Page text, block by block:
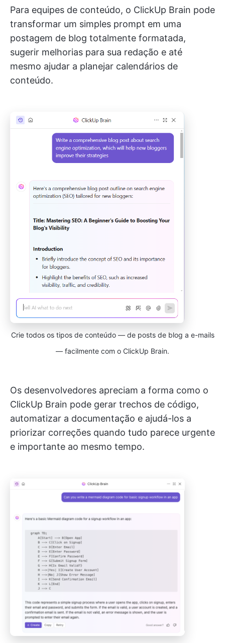
Para equipes de conteúdo, o ClickUp Brain pode
transformar um simples prompt em uma
postagem de blog totalmente formatada,
sugerir melhorias para sua redação e até
mesmo ajudar a planejar calendários de
conteúdo.
Crie todos os tipos de conteúdo — de posts de blog a e-mails
— facilmente com o ClickUp Brain.
Os desenvolvedores apreciam a forma como o
ClickUp Brain pode gerar trechos de código,
automatizar a documentação e ajudá-los a
priorizar correções quando tudo parece urgente
e importante ao mesmo tempo.